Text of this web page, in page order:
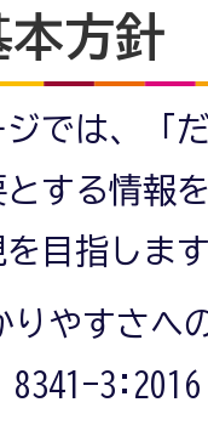
本方針
では、「
する情報
目指しま
りやすさへ